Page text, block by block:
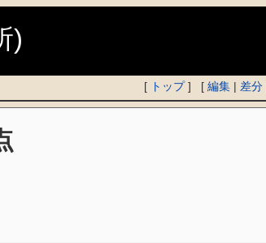
)
[ トップ] [編集 | 差分